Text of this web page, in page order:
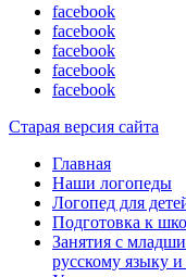
facebook
facebook
facebook
facebook
facebook
Старая версия сайта
Главная
Наши логопеды
Логопед для
Подготовка к
Занятия с
русскому языку